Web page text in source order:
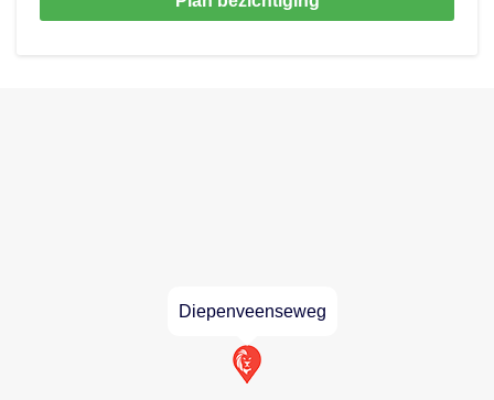
Diepenveenseweg